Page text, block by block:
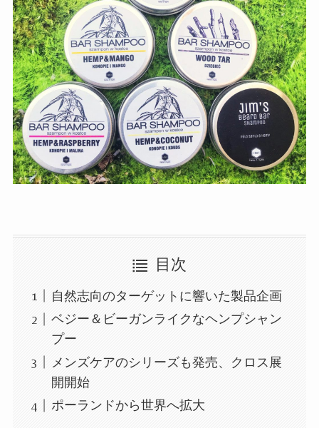
目次
自然志向のターゲットに響いた製品企画
ベジー＆ビーガンライクなヘンプシャン
プー
メンズケアのシリーズも発売、クロス展
開開始
ポーランドから世界へ拡大